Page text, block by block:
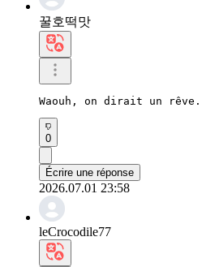
꿀호떡맛
Waouh, on dirait un
0
Écrire une réponse
2026.07.01 23:58
leCrocodile77